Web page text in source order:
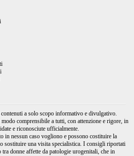
a solo scopo informativo e divulgativo.
comprensibile a tutti, con attenzione e rigore, in
e riconosciute ufficialmente.
in nessun caso vogliono e possono costituire la
sostituire una visita specialistica. I consigli riportati
donne affette da patologie urogenitali, che in